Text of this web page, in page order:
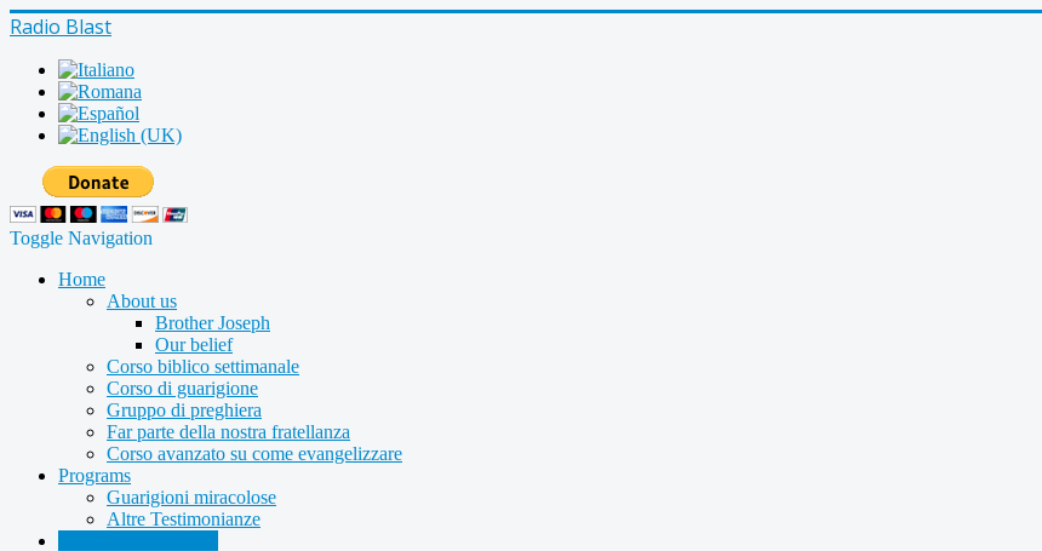
Radio Blast
Toggle Navigation
Home
About us
Brother Joseph
Our belief
Corso biblico settimanale
Corso di guarigione
Gruppo di preghiera
Far parte della nostra fratellanza
Corso avanzato su come evangelizzare
Programs
Guarigioni miracolose
Altre Testimonianze